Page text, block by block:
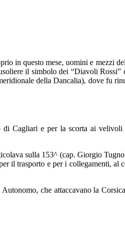
in questo mese, uomini e mezzi
il simbolo dei “Diavoli
della Dancalia), dove fu
Cagliari e per la scorta ai
sulla 153^ (cap. Giorgio
il trasporto e per i collegamenti, al
che attaccavano la